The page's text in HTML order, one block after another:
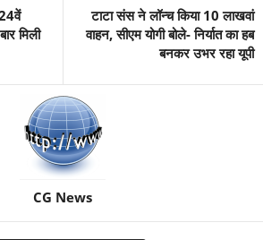
मिली
टाटा संस ने लॉन्च किया 10 लाखवां
वाहन, सीएम योगी बोले- निर्यात का हब
बनकर उभर रहा यूपी
CG News